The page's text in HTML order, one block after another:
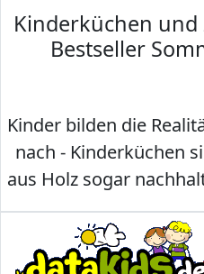
Kinderküchen und
Bestseller
Kinder bilden die
nach - Kinderküchen
aus Holz sogar